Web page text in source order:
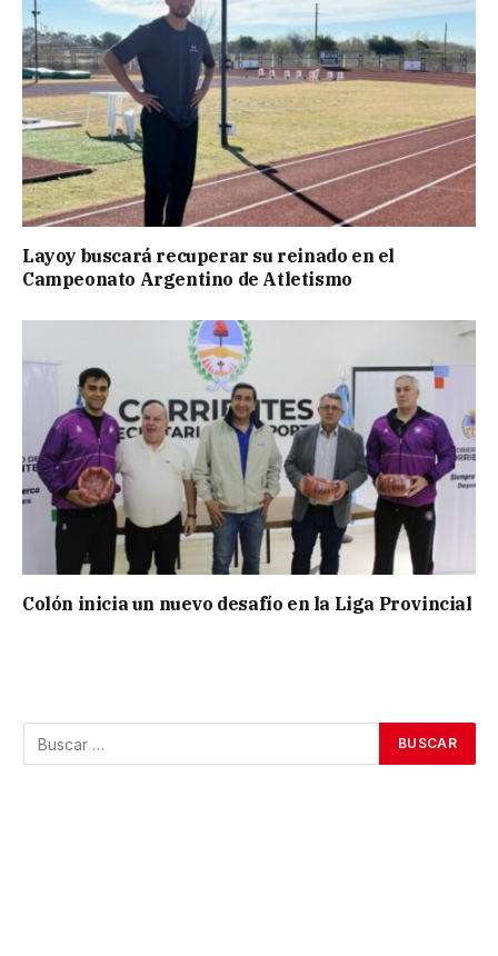
Layoy buscará recuperar su reinado en el
Campeonato Argentino de Atletismo
Colón inicia un nuevo desafío en la Liga Provincial